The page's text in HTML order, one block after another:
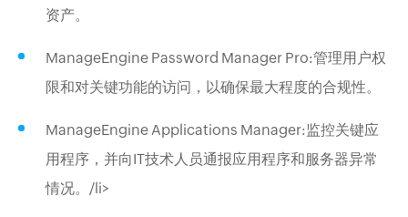
资产。
ManageEngine Password Manager Pro:管理用户权
限和对关键功能的访问，以确保最大程度的合规性。
ManageEngine Applications Manager:监控关键应
用程序，并向IT技术人员通报应用程序和服务器异常
情况。/li>